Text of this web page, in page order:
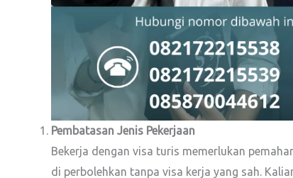
Pembatasan Jenis Pekerjaan
Bekerja dengan visa turis memerlukan
di perbolehkan tanpa visa kerja yang sah.